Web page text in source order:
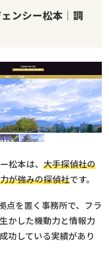
ンシー松本│調
松本は、 大手探偵社の
が強みの探偵社です。
点を置く事務所で、フラ
かした機動力と情報力
功している実績があり